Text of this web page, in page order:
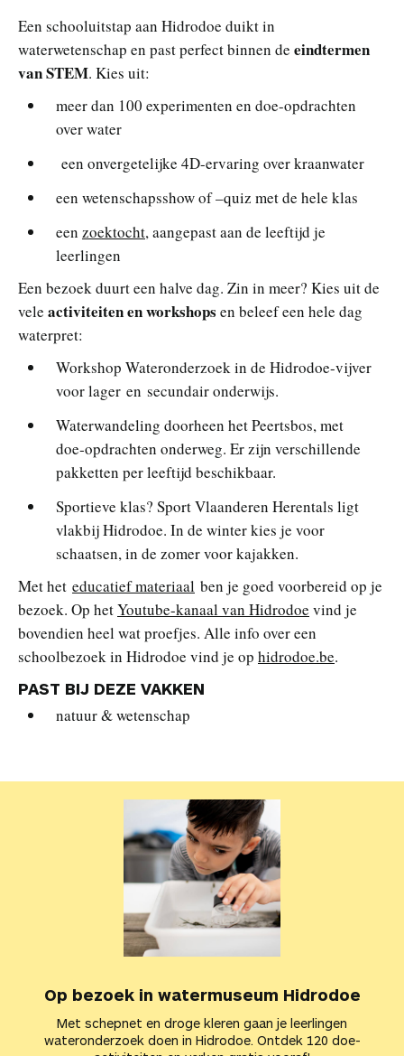
Een schooluitstap aan Hidrodoe duikt in
waterwetenschap en past perfect binnen de eindtermen
van STEM. Kies uit:
meer dan 100 experimenten en doe-opdrachten
over water
een onvergetelijke 4D-ervaring over kraanwater
een wetenschapsshow of –quiz met de hele klas
een zoektocht, aangepast aan de leeftijd je
leerlingen
Een bezoek duurt een halve dag. Zin in meer? Kies uit de
vele activiteiten en workshops en beleef een hele dag
waterpret:
Workshop Wateronderzoek in de Hidrodoe-vijver
voor lager en secundair onderwijs.
Waterwandeling doorheen het Peertsbos, met
doe‑opdrachten onderweg. Er zijn verschillende
pakketten per leeftijd beschikbaar.
Sportieve klas? Sport Vlaanderen Herentals ligt
vlakbij Hidrodoe. In de winter kies je voor
schaatsen, in de zomer voor kajakken.
Met het educatief materiaal ben je goed voorbereid op je
bezoek. Op hetYoutube-kanaal van Hidrodoe vind je
bovendien heel wat proefjes. Alle info over een
schoolbezoek in Hidrodoe vind je op hidrodoe.be.
PAST BIJ DEZE VAKKEN
natuur & wetenschap
Op bezoek in watermuseum Hidrodoe
Met schepnet en droge kleren gaan je leerlingen
wateronderzoek doen in Hidrodoe. Ontdek 120 doe-